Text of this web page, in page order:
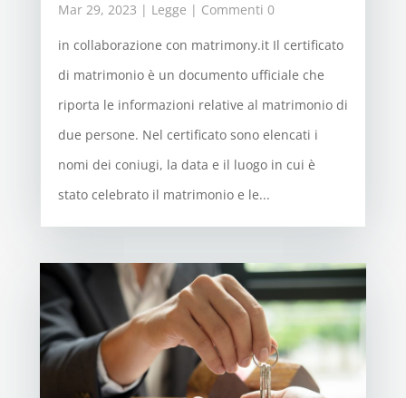
Mar 29, 2023 | Legge | Commenti 0
in collaborazione con matrimony.it Il certificato
di matrimonio è un documento ufficiale che
riporta le informazioni relative al matrimonio di
due persone. Nel certificato sono elencati i
nomi dei coniugi, la data e il luogo in cui è
stato celebrato il matrimonio e le...